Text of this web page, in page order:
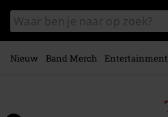
naar
hoofdinhoud
Zoek
in
catalogus
Nieuw Band Merch Entertainment